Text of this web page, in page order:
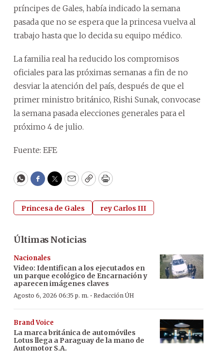
príncipes de Gales, había indicado la semana
pasada que no se espera que la princesa vuelva al
trabajo hasta que lo decida su equipo médico.
La familia real ha reducido los compromisos
oficiales para las próximas semanas a fin de no
desviar la atención del país, después de que el
primer ministro británico, Rishi Sunak, convocase
la semana pasada elecciones generales para el
próximo 4 de julio.
Fuente: EFE
WhatsApp
Facebook
Twitter
EmailCopyPrint
Princesa de Gales rey Carlos III
Últimas Noticias
Nacionales
Video: Identifican a los ejecutados en
un parque ecológico de Encarnación y
aparecen imágenes claves
Agosto 6, 2026 06:35 p. m. · Redacción ÚH
Brand Voice
La marca británica de automóviles
Lotus llega a Paraguay de la mano de
Automotor S.A.